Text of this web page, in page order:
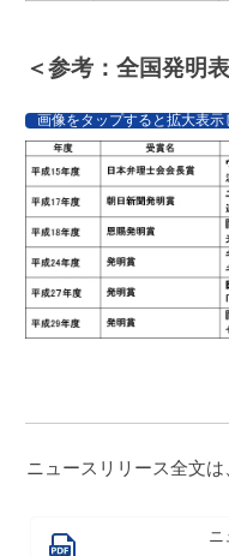
＜参考：全国発明
画像をタップすると拡大表示
ニュースリリース全文
ニ